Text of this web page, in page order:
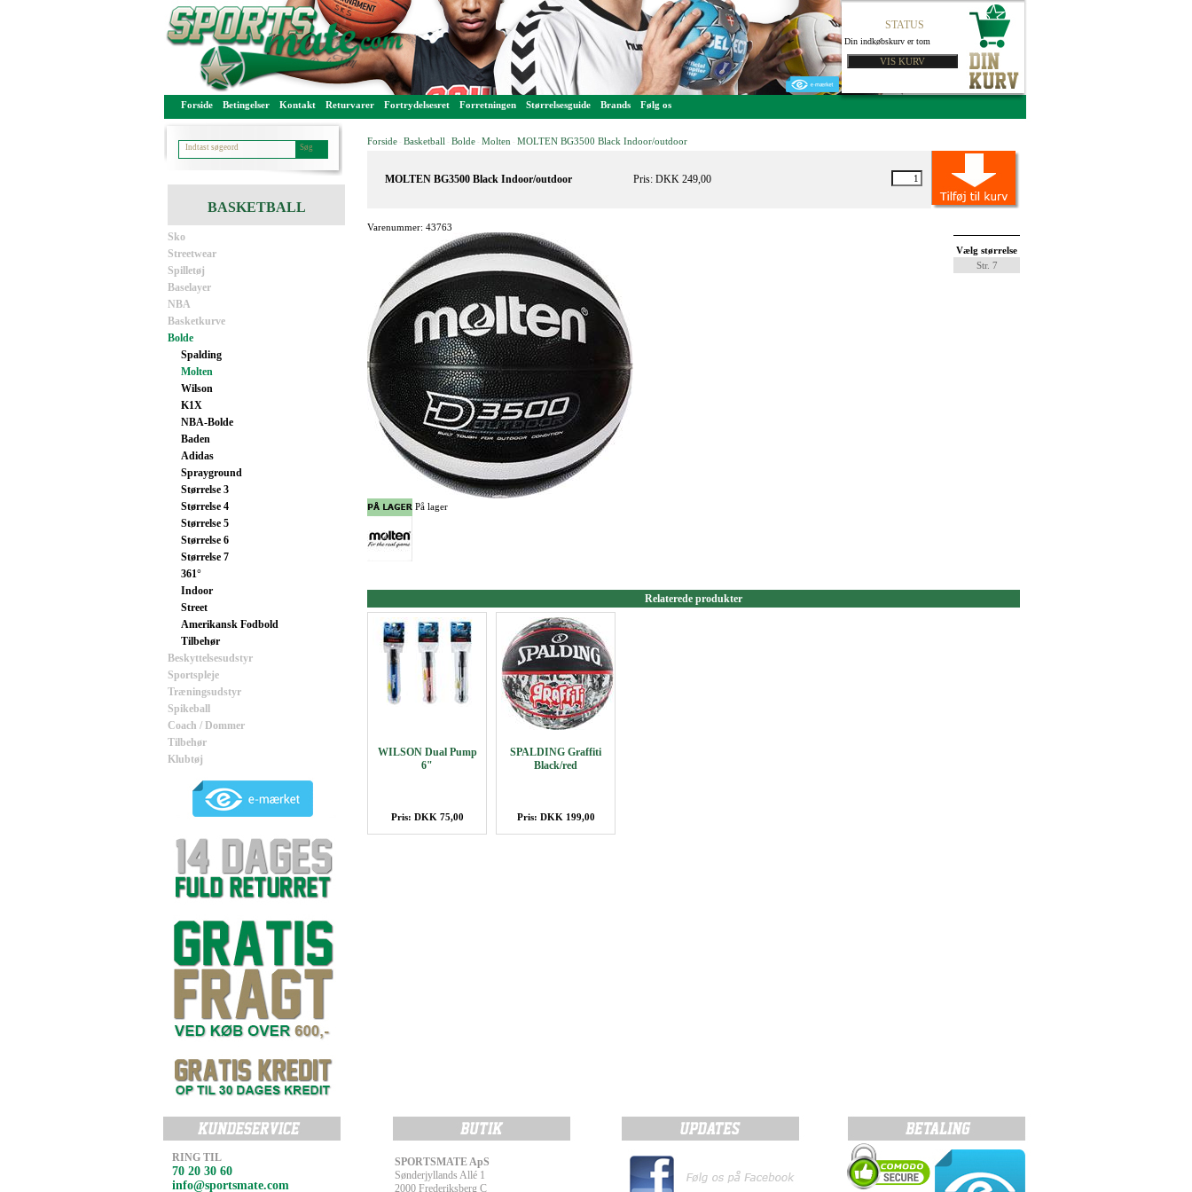
STATUS
Din indkøbskurv er tom
Forside Betingelser Kontakt Returvarer Fortrydelsesret Forretningen Størrelsesguide Brands Følg os
BASKETBALL
Sko
Streetwear
Spilletøj
Baselayer
NBA
Basketkurve
Bolde
Spalding
Molten
Wilson
K1X
NBA-Bolde
Baden
Adidas
Sprayground
Størrelse 3
Størrelse 4
Størrelse 5
Størrelse 6
Størrelse 7
361°
Indoor
Street
Amerikansk Fodbold
Tilbehør
Beskyttelsesudstyr
Sportspleje
Træningsudstyr
Spikeball
Coach / Dommer
Tilbehør
Klubtøj
Forside Basketball Bolde Molten MOLTEN BG3500 Black Indoor/outdoor
MOLTEN BG3500 Black Indoor/outdoor Pris: DKK 249,00
Varenummer: 43763
Vælg størrelse
Str. 7
På lager
Relaterede produkter
WILSON Dual Pump
6"
Pris: DKK 75,00
SPALDING Graffiti
Black/red
Pris: DKK 199,00
RING TIL
70 20 30 60
info@sportsmate.com
SPORTSMATE ApS
Sønderjyllands Allé 1
2000 Frederiksberg C